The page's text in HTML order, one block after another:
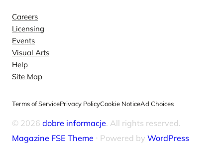
Careers
Licensing
Events
Visual Arts
Help
Site Map
Terms of ServicePrivacy PolicyCookie NoticeAd Choices
© 2026 dobre informacje. All rights reserved.
Magazine FSE Theme ⋅ Powered by WordPress